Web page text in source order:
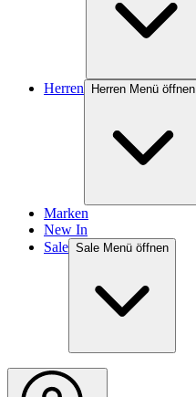
Herren Herren Menü öffnen
Marken
New In
Sale Sale Menü öffnen